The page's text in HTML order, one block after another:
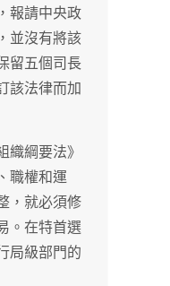
報請中央政
並沒有將該
留五個司長
該法律而加
綱要法》
職權和運
，就必須修
。在特首選
局級部門的